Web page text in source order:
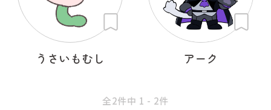
うさいもむし アーク
全2件中 1 - 2件